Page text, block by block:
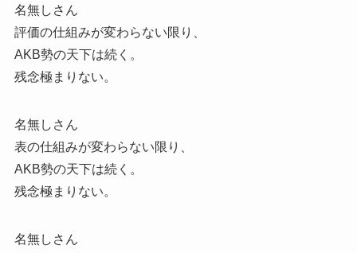
名無しさん
評価の仕組みが変わらない限り、
AKB勢の天下は続く。
残念極まりない。
名無しさん
表の仕組みが変わらない限り、
AKB勢の天下は続く。
残念極まりない。
名無しさん